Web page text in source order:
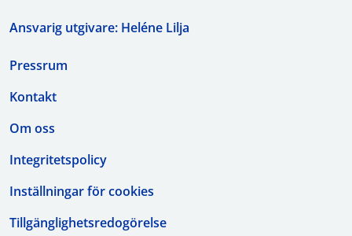
Ansvarig utgivare: Heléne Lilja
Pressrum
Kontakt
Om oss
Integritetspolicy
Inställningar för cookies
Tillgänglighetsredogörelse